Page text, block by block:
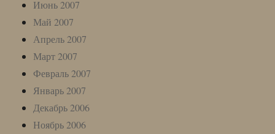
Июнь 2007
Май 2007
Апрель 2007
Март 2007
Февраль 2007
Январь 2007
Декабрь 2006
Ноябрь 2006